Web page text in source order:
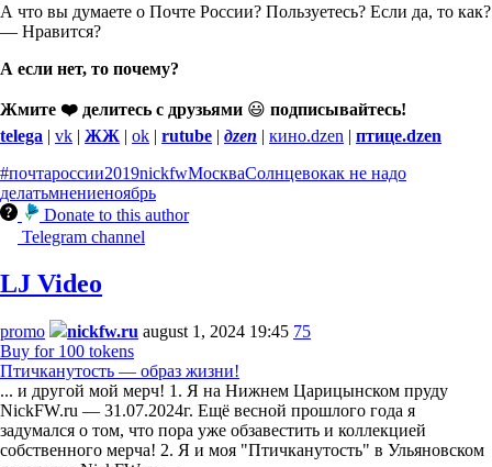
А что вы думаете о Почте России? Пользуетесь? Если да, то как?
— Нравится?
А если нет, то почему?
Жмите ❤️ делитесь с друзьями 😃 подписывайтесь!
telega | vk | ЖЖ | ok | rutube | дzen | кино.dzen | птице.dzen
#почтароссии2019nickfwМоскваСолнцевокак не надо
делатьмнениеноябрь
Donate to this author
Telegram channel
LJ Video
promo nickfw.ru august 1, 2024 19:45 75
Buy for 100 tokens
Птичканутость — образ жизни!
... и другой мой мерч! 1. Я на Нижнем Царицынском пруду
NickFW.ru — 31.07.2024г. Ещё весной прошлого года я
задумался о том, что пора уже обзавестить и коллекцией
собственного мерча! 2. Я и моя "Птичканутость" в Ульяновском